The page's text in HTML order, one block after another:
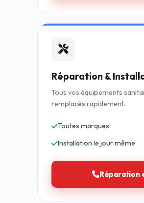
Réparation &
Tous vos équipements
remplacés rapidement.
Toutes marques
Installation le jour même
Réparation